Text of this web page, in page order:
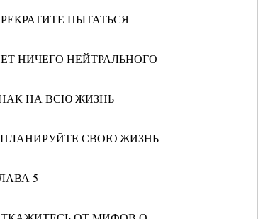
ПЫТАТЬСЯ
НИЧЕГО НЕЙТРАЛЬНОГО
НА ВСЮ ЖИЗНЬ
СВОЮ ЖИЗНЬ
5